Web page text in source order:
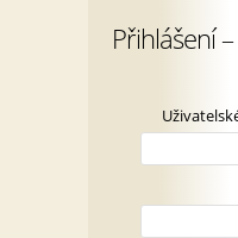
Přihlášení